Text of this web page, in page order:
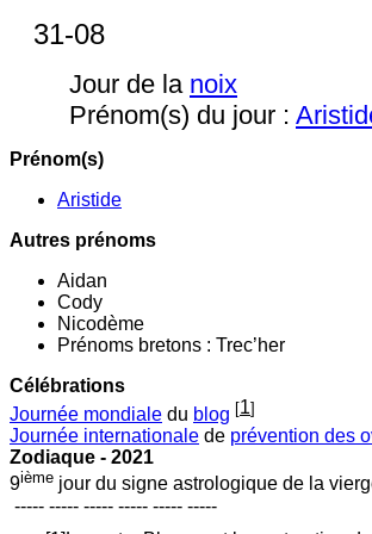
31-08
Jour de la noix
Prénom(s) du jour :
Prénom(s)
Aristide
Autres prénoms
Aidan
Cody
Nicodème
Prénoms bretons : Trec’her
Célébrations
Journée mondiale du blog [1]
Journée internationale de prévention des
Zodiaque - 2021
9ième jour du signe astrologique de la
----- ----- ----- ----- ----- -----